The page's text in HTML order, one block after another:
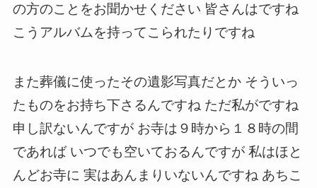
の方のことをお聞かせください 皆さんはですね
こうアルバムを持ってこられたりですね
また葬儀に使ったその遺影写真だとか そういっ
たものをお持ち下さるんですね ただ私がですね
申し訳ないんですが お寺は９時から１８時の間
であれば いつでも空いておるんですが 私はほと
んどお寺に 実はあんまりいないんですね あちこ